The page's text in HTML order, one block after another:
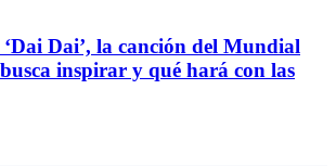
Dai’, la canción del Mundial
inspirar y qué hará con las